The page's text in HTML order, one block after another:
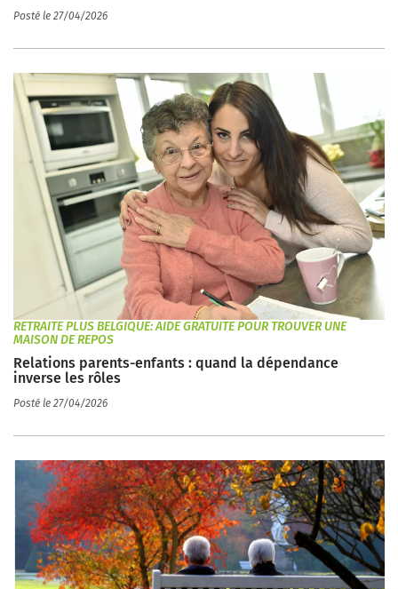
Posté le 27/04/2026
RETRAITE PLUS BELGIQUE: AIDE GRATUITE POUR TROUVER UNE
MAISON DE REPOS
Relations parents-enfants : quand la dépendance
inverse les rôles
Posté le 27/04/2026